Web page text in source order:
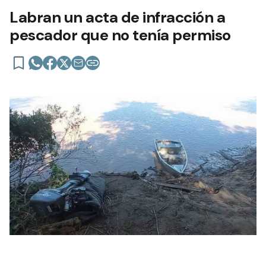
Labran un acta de infracción a
pescador que no tenía permiso